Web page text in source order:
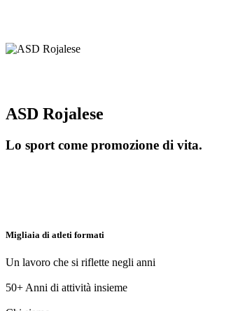
ASD Rojalese
Lo sport come promozione di vita.
Migliaia di atleti formati
Un lavoro che si riflette negli anni
50+ Anni di attività insieme